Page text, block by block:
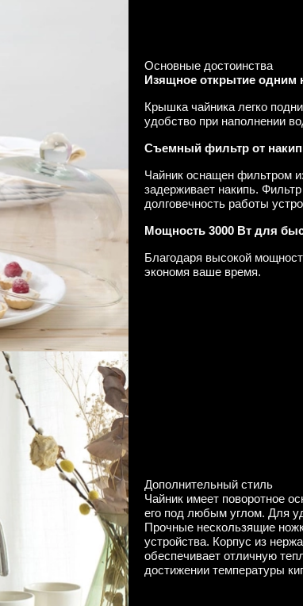
Основные достоинства
Изящное открытие одним
Крышка чайника легко
удобство при наполнении
Съемный фильтр от
Чайник оснащен фильтром
задерживает накипь.
долговечность работы
Мощность 3000 Вт для
Благодаря высокой
экономя ваше время.
Дополнительный стиль
Чайник имеет поворотное
его под любым углом. Для
Прочные нескользящие
устройства. Корпус из
обеспечивает отличную
достижении температуры